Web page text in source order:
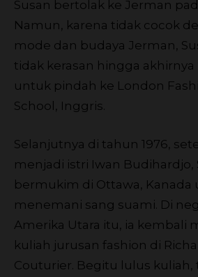
Susan bertolak ke Jerman
Namun, karena tidak cocok
mode dan budaya Jerman,
tidak kerasan hingga
untuk pindah ke London
School, Inggris.
Selanjutnya di tahun 1976,
menjadi istri Iwan Budihardjo,
bermukim di Ottawa, Kanada
menemani sang suami. Di
Amerika Utara itu, ia kembali
kuliah jurusan fashion di
Couturier. Begitu lulus kuliah,